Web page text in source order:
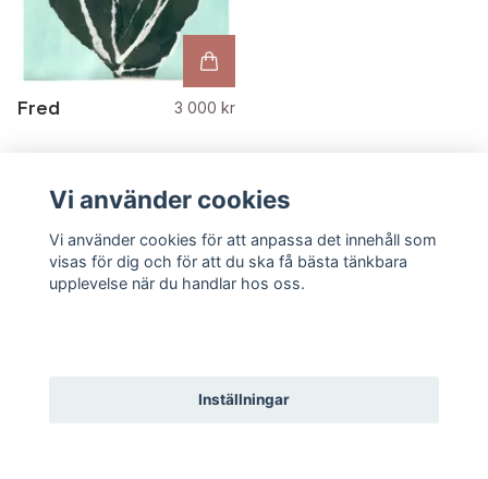
Fred 3 000 kr
Vi använder cookies
Vi använder cookies för att anpassa det innehåll som
visas för dig och för att du ska få bästa tänkbara
upplevelse när du handlar hos oss.
Inställningar